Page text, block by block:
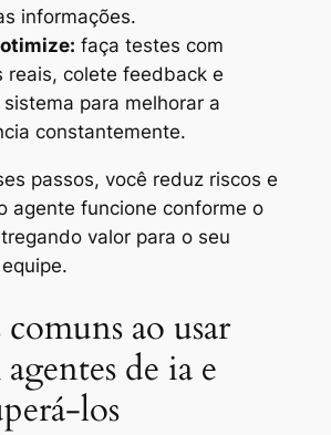
informações.
faça testes com
reais, colete feedback e
para melhorar a
constantemente.
passos, você reduz riscos e
agente funcione conforme o
valor para o seu
comuns ao usar
de ia e
los